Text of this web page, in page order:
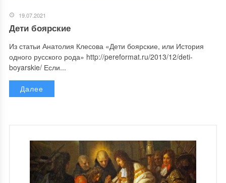
19.07.2021
Дети боярские
Из статьи Анатолия Клесова «Дети боярские, или История
одного русского рода» http://pereformat.ru/2013/12/deti-
boyarskie/ Если...
Далее